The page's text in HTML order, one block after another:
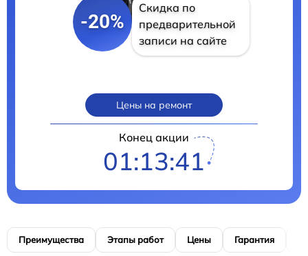
-20%
Скидка по
предварительной
записи на сайте
Цены на ремонт
Конец акции
01:13:40
Преимущества Этапы работ Цены Гарантия